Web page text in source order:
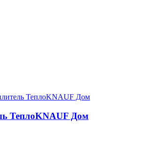
ТеплоKNAUF Дом